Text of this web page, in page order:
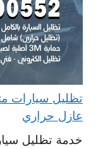
عازل حراري
خدمة تظليل